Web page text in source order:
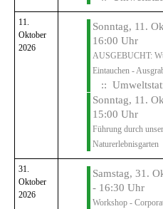
11.
Oktober
2026
Sonntag, 11.
16:00 Uhr
AUSGEBUCHT:
Eintauchen -
::
Sonntag, 11.
15:00 Uhr
Führung durch
Naturerlebnisgarten
31.
Oktober
2026
Samstag, 31.
- 16:30 Uhr
Workshop -